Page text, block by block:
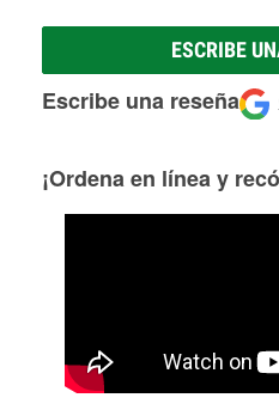
ESCRIBE
Escribe una reseña
¡Ordena en línea y